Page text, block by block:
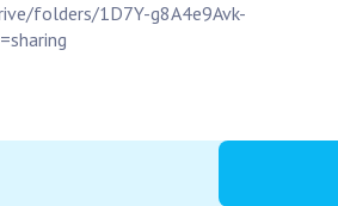
folders/1D7Y-g8A4e9Avk-